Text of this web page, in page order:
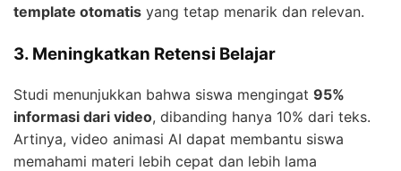
template otomatis yang tetap menarik dan relevan.
3. Meningkatkan Retensi Belajar
Studi menunjukkan bahwa siswa mengingat 95%
informasi dari video, dibanding hanya 10% dari teks.
Artinya, video animasi AI dapat membantu siswa
memahami materi lebih cepat dan lebih lama